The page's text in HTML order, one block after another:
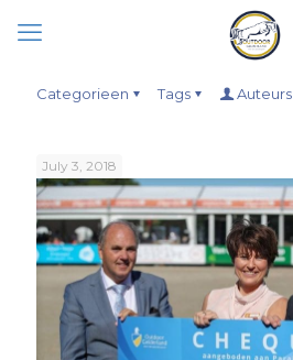
Categorieen Tags Auteurs
July 3, 2018